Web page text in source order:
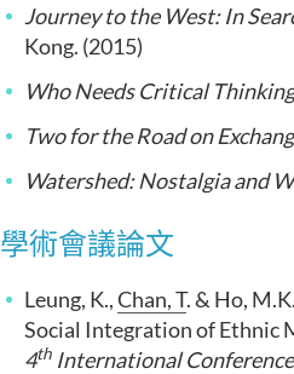
Journey to the West: In
Kong. (2015)
Who Needs Critical
Two for the Road on
Watershed: Nostalgia and
學術會議論文
Leung, K.,Chan, T. & Ho,
Social Integration of Ethnic
4th International